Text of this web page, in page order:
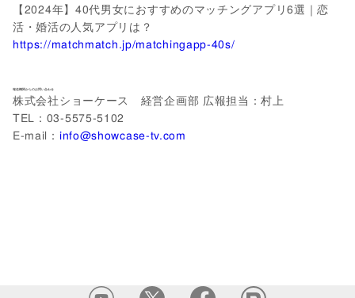
【2024年】40代男女におすすめのマッチングアプリ6選｜恋
活・婚活の人気アプリは？
https://matchmatch.jp/matchingapp-40s/
報道機関からのお問い合わせ
株式会社ショーケース 経営企画部 広報担当：村上
TEL：03-5575-5102
E-mail： info@showcase-tv.com